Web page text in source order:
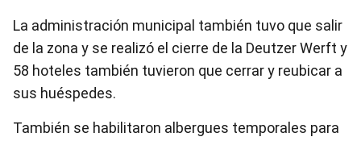
La administración municipal también tuvo que salir
de la zona y se realizó el cierre de la Deutzer Werft y
58 hoteles también tuvieron que cerrar y reubicar a
sus huéspedes.
También se habilitaron albergues temporales para